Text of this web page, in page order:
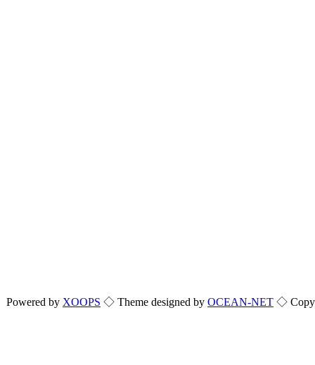
Powered by XOOPS ◇ Theme designed by OCEAN-NET ◇